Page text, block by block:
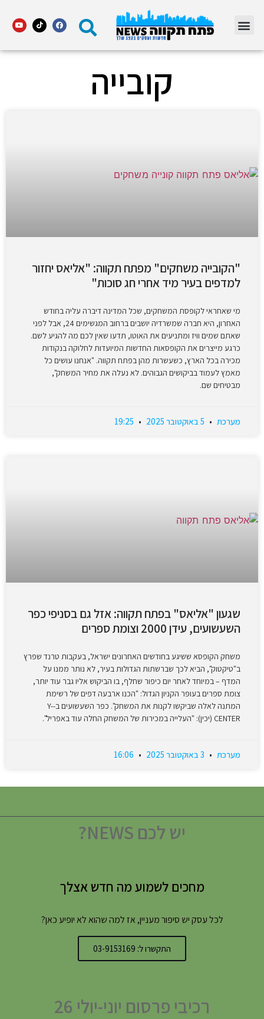
קובייה
"הקובייה משחקים" מפתח תקווה: "אליאס יחזור
למדפים בעיר מיד אחרי חג סוכות"
מי שאחראי לקופסת המשחקים, שכל המדינה דיברה עליה בחודש
האחרון, היא חברה שמשרדיה יושבים ברחוב המגשימים 24, אבל לפני
שאתם שמים וויז ומתניעים את האוטו, תדעו שאין לכם מה להגיע לשם.
כרגע מייצרים את הקופסאות החדשות המיועדות לחלוקה בנקודות
מכירה בכל הארץ, כשעשרות מהן בפתח תקווה. "אנחנו עושים כל
מאמץ לעמוד בביקושים הגבוהים. לא נעלה את מחיר המשחק",
מבטיחים שם.
מערכת
שגעון "אליאס" בפתח תקווה: אזל גם בסניפי כפר
השעשועים, עידן 2000 וצומת ספרים
משחק הקופסא ששיגע בחודשים האחרונים ישראל, בעקבות טרנד שפרץ
ב"טיקטוק", הביא לכך שברשתות הגדולות בעיר, לא נותר ממנו על
המדף – במיוחד לאחר יום כיפור שחלף, בו הביקוש אליו גבר עוד יותר,
צומת ספרים בעופר הקניון הגדול: "הכנו ארבעה דפים של רשימת
המתנה לאלה שביקשו לקנות את המשחק". כפר השעשועים ב-Y-
CENTER (יכין): "העלייה במכירות של המשחק החלה עוד באפריל".
מערכת
יש לכם NEWS?
מחכים לשמוע מה חדש אצלך
לכל עסק יש סיפור מעניין, אז למה שהוא לא יופיע כאן?
התקשרו ל: 03-9153169
רכיבי פרסום יוני-יולי 26